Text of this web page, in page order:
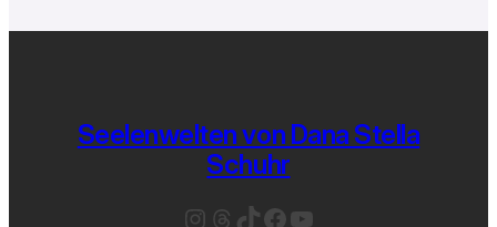
Seelenwelten von Dana Stella
Schuhr
Instagram
Threads
TikTok
Facebook
YouTube